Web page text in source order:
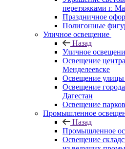
перетяжками г.
Праздничное
Полигонные
Уличное освещение
Назад
Уличное
Освещение
Менделеевске
Освещение улицы
Освещение
Дагестан
Освещение
Промышленное
Назад
Промышленное
Освещение